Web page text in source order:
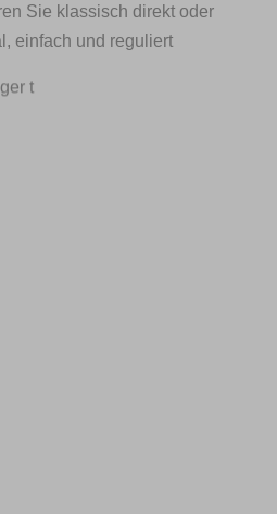
Sie klassisch direkt oder
einfach und reguliert